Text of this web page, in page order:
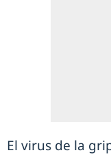
El virus de la